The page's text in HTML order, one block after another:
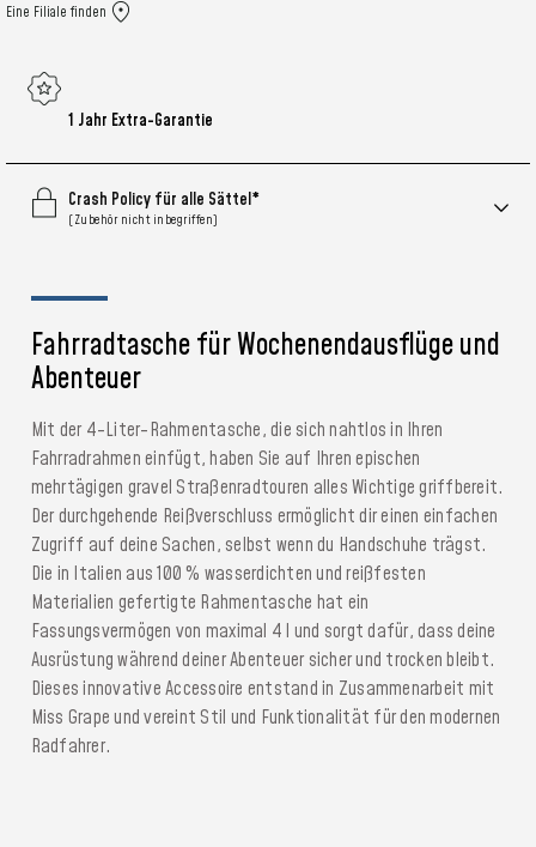
Eine Filiale finden
1 Jahr Extra-Garantie
Crash Policy für alle Sättel*
(Zubehör nicht inbegriffen)
Fahrradtasche für Wochenendausflüge und
Abenteuer
Mit der 4-Liter-Rahmentasche, die sich nahtlos in Ihren
Fahrradrahmen einfügt, haben Sie auf Ihren epischen
mehrtägigen gravel Straßenradtouren alles Wichtige griffbereit.
Der durchgehende Reißverschluss ermöglicht dir einen einfachen
Zugriff auf deine Sachen, selbst wenn du Handschuhe trägst.
Die in Italien aus 100 % wasserdichten und reißfesten
Materialien gefertigte Rahmentasche hat ein
Fassungsvermögen von maximal 4 l und sorgt dafür, dass deine
Ausrüstung während deiner Abenteuer sicher und trocken bleibt.
Dieses innovative Accessoire entstand in Zusammenarbeit mit
Miss Grape und vereint Stil und Funktionalität für den modernen
Radfahrer.